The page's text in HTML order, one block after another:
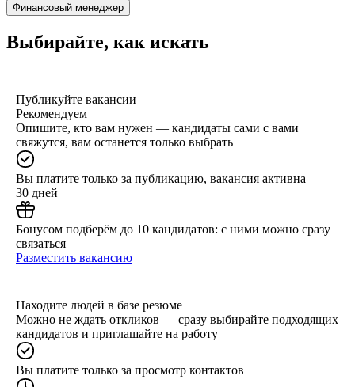
Финансовый менеджер
Выбирайте, как искать
Публикуйте вакансии
Рекомендуем
Опишите, кто вам нужен — кандидаты сами с вами
свяжутся, вам останется только выбрать
Вы платите только за публикацию, вакансия активна
30 дней
Бонусом подберём до 10 кандидатов: с ними можно сразу
связаться
Разместить вакансию
Находите людей в базе резюме
Можно не ждать откликов — сразу выбирайте подходящих
кандидатов и приглашайте на работу
Вы платите только за просмотр контактов